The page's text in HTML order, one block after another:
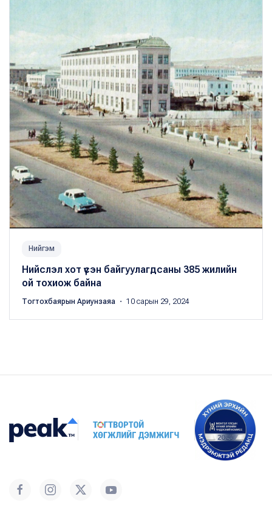
Нийгэм
Нийслэл хот үүсэн байгуулагдсаны 385 жилийн
ой тохиож байна
Тогтохбаярын Ариунзаяа ・ 10 сарын 29, 2024